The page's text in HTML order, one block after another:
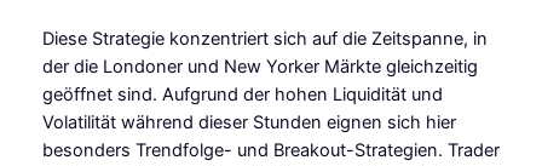
Diese Strategie konzentriert sich auf die Zeitspanne, in
der die Londoner und New Yorker Märkte gleichzeitig
geöffnet sind. Aufgrund der hohen Liquidität und
Volatilität während dieser Stunden eignen sich hier
besonders Trendfolge- und Breakout-Strategien. Trader